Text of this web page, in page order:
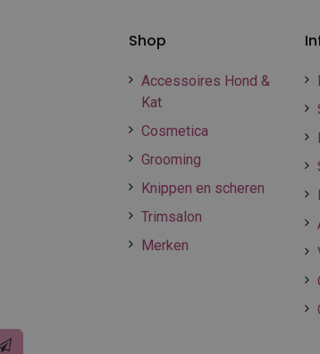
Shop
Accessoires Hond &
Kat
Cosmetica
Grooming
Knippen en scheren
Trimsalon
Merken